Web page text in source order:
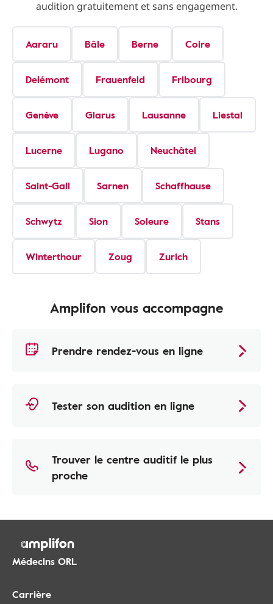
audition gratuitement et sans engagement.
Aararu Bâle Berne Coire
Delémont Frauenfeld Fribourg
Genève Glarus Lausanne Liestal
Lucerne Lugano Neuchâtel
Saint-Gall Sarnen Schaffhause
Schwytz Sion Soleure Stans
Winterthour Zoug Zurich
Amplifon vous accompagne
Prendre rendez-vous en ligne
Tester son audition en ligne
Trouver le centre auditif le plus
proche
Médecins ORL
Carrière